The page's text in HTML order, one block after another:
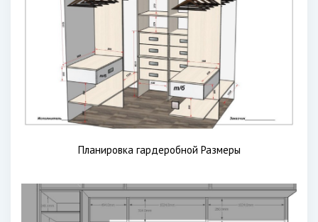
Планировка гардеробной Размеры